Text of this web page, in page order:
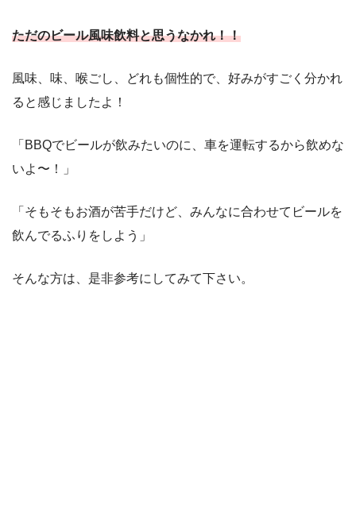
ただのビール風味飲料と思うなかれ！！
風味、味、喉ごし、どれも個性的で、好みがすごく分かれ
ると感じましたよ！
「BBQでビールが飲みたいのに、車を運転するから飲めな
いよ〜！」
「そもそもお酒が苦手だけど、みんなに合わせてビールを
飲んでるふりをしよう」
そんな方は、是非参考にしてみて下さい。